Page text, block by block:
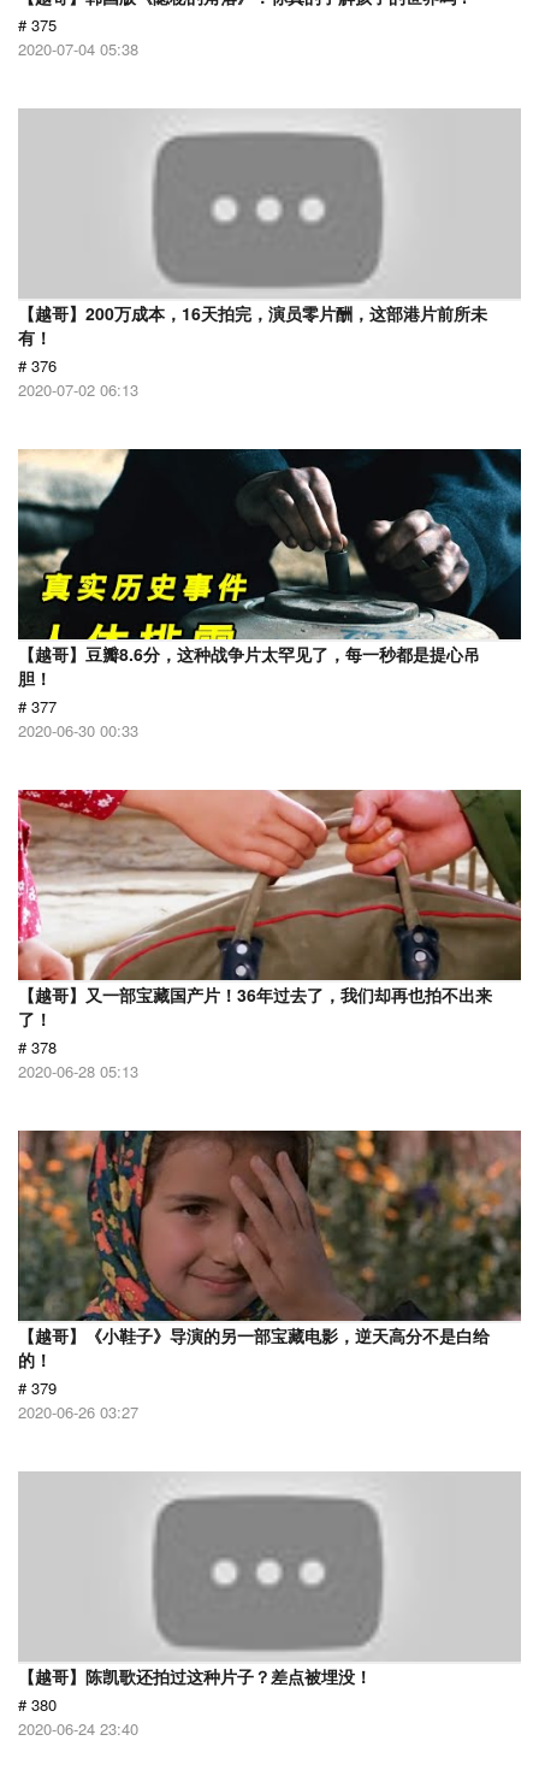
# 375
2020-07-04 05:38
【越哥】200万成本，16天拍完，演员零片酬，这部港片前所未
有！
# 376
2020-07-02 06:13
【越哥】豆瓣8.6分，这种战争片太罕见了，每一秒都是提心吊
胆！
# 377
2020-06-30 00:33
【越哥】又一部宝藏国产片！36年过去了，我们却再也拍不出来
了！
# 378
2020-06-28 05:13
【越哥】《小鞋子》导演的另一部宝藏电影，逆天高分不是白给
的！
# 379
2020-06-26 03:27
【越哥】陈凯歌还拍过这种片子？差点被埋没！
# 380
2020-06-24 23:40